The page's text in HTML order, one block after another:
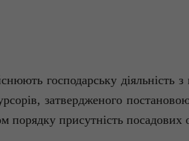
господарську
затвердженого
порядку присутність посадових